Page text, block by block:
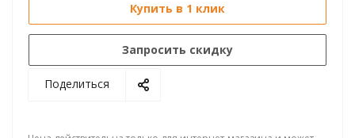
Купить в 1 клик
Запросить скидку
Поделиться